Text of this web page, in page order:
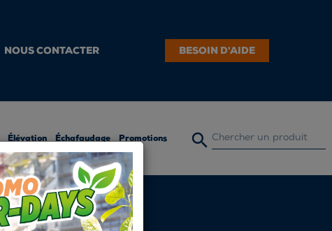
NOUS CONTACTER BESOIN D'AIDE
Élévation Échafaudage Promotions 